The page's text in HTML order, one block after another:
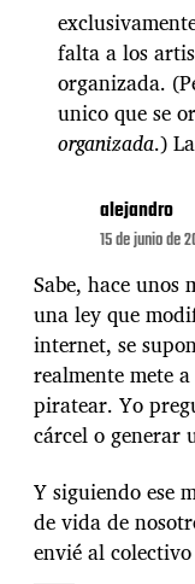
falta a los
organizada.
unico que se
organizada.)
alejandro
15 de junio de
Sabe, hace unos
una ley que
internet, se
realmente mete
piratear. Yo
cárcel o generar
Y siguiendo ese
de vida de
envié al colectivo